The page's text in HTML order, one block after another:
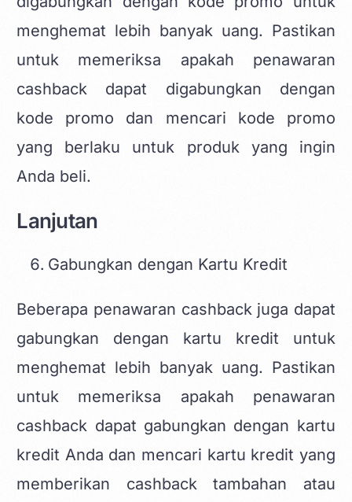
menghemat lebih banyak uang. Pastikan
untuk memeriksa apakah penawaran
cashback dapat digabungkan dengan
kode promo dan mencari kode promo
yang berlaku untuk produk yang ingin
Anda beli.
Lanjutan
Gabungkan dengan Kartu Kredit
Beberapa penawaran cashback juga dapat
gabungkan dengan kartu kredit untuk
menghemat lebih banyak uang. Pastikan
untuk memeriksa apakah penawaran
cashback dapat gabungkan dengan kartu
kredit Anda dan mencari kartu kredit yang
memberikan cashback tambahan atau